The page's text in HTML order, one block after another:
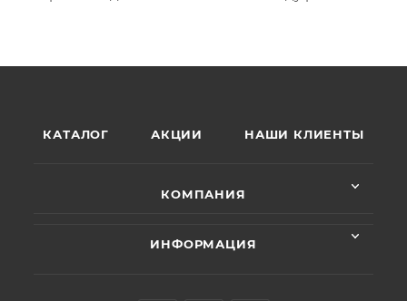
КАТАЛОГ АКЦИИ НАШИ КЛИЕНТЫ
КОМПАНИЯ
ИНФОРМАЦИЯ